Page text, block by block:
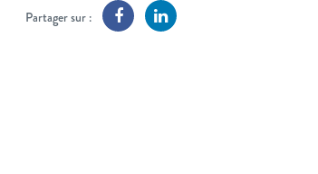
Partager sur :